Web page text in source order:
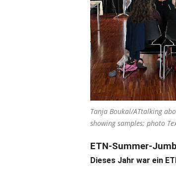
Tanja Boukal/ATtalking
showing samples; photo
ETN-Summer-
Dieses Jahr war ein